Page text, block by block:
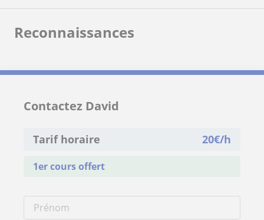
Reconnaissances
Contactez David
Tarif horaire 20€/h
1er cours offert